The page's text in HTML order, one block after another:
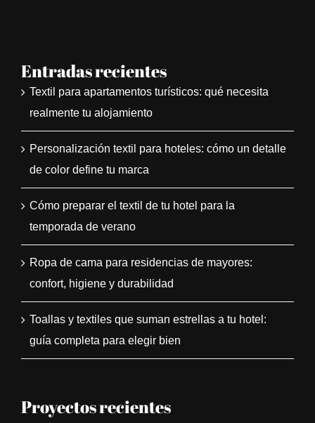
Entradas recientes
Textil para apartamentos turísticos: qué necesita
realmente tu alojamiento
Personalización textil para hoteles: cómo un detalle
de color define tu marca
Cómo preparar el textil de tu hotel para la
temporada de verano
Ropa de cama para residencias de mayores:
confort, higiene y durabilidad
Toallas y textiles que suman estrellas a tu hotel:
guía completa para elegir bien
Proyectos recientes